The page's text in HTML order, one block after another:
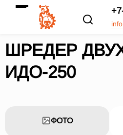
ШРЕДЕР
ИДО-250
ФОТО